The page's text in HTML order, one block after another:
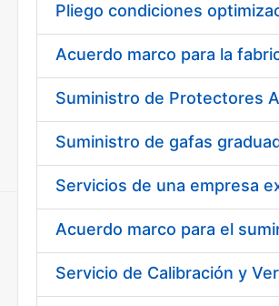
Show/Hide
Pliego condiciones
Acuerdo marco para la
Acuerdo marco para el